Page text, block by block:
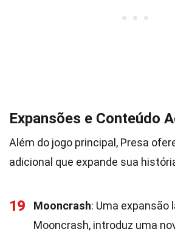
Expansões e Conteúdo
Além do jogo principal, Presa
adicional que expande sua
19 Mooncrash: Uma expansão
Mooncrash, introduz uma